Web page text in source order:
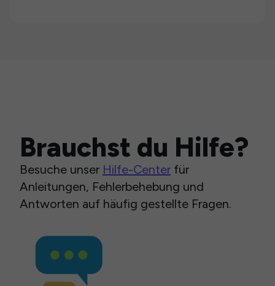
Brauchst du Hilfe?
Besuche unser Hilfe-Center für
Anleitungen, Fehlerbehebung und
Antworten auf häufig gestellte Fragen.